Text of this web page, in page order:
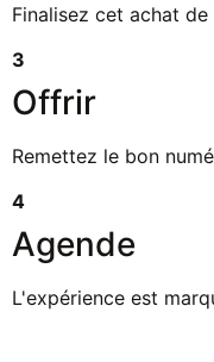
Finalisez cet achat
3
Offrir
Remettez le bon
4
Agende
L'expérience est